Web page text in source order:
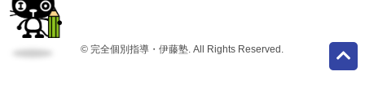
© 完全個別指導・伊藤塾. All Rights Reserved.